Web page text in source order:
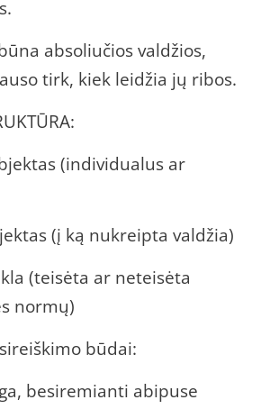
absoliučios valdžios,
tirk, kiek leidžia jų ribos.
(individualus ar
(į ką nukreipta valdžia)
(teisėta ar neteisėta
normų)
būdai:
besiremianti abipuse